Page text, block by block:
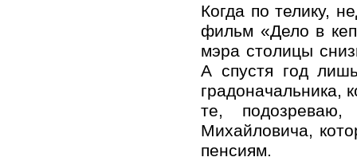
Когда по телику,
фильм «Дело в
мэра столицы
А спустя год
градоначальника,
те,
Михайловича,
пенсиям.